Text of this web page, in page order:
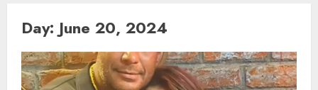
Day: June 20, 2024